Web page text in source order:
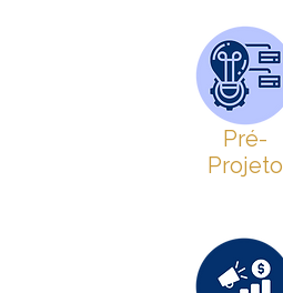
Pré-
Projeto